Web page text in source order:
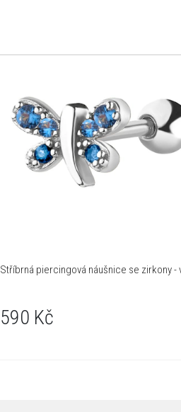
Stříbrná piercingová náušnice se zirkony -
590 Kč